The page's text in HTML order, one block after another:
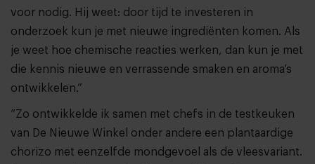
voor nodig. Hij weet: door tijd te investeren in
onderzoek kun je met nieuwe ingrediënten komen. Als
je weet hoe chemische reacties werken, dan kun je met
die kennis nieuwe en verrassende smaken en aroma’s
ontwikkelen.”
“Zo ontwikkelde ik samen met chefs in de testkeuken
van De Nieuwe Winkel onder andere een plantaardige
chorizo met eenzelfde mondgevoel als de vleesvariant.